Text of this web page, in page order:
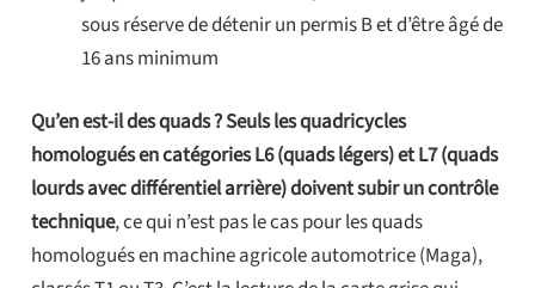
sous réserve de détenir un permis B et d’être âgé de
16 ans minimum
Qu’en est-il des quads ? Seuls les quadricycles
homologués en catégories L6 (quads légers) et L7 (quads
lourds avec différentiel arrière) doivent subir un contrôle
technique, ce qui n’est pas le cas pour les quads
homologués en machine agricole automotrice (Maga),